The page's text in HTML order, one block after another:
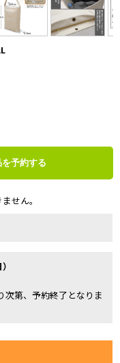
予約する
せん。
第、予約終了となりま